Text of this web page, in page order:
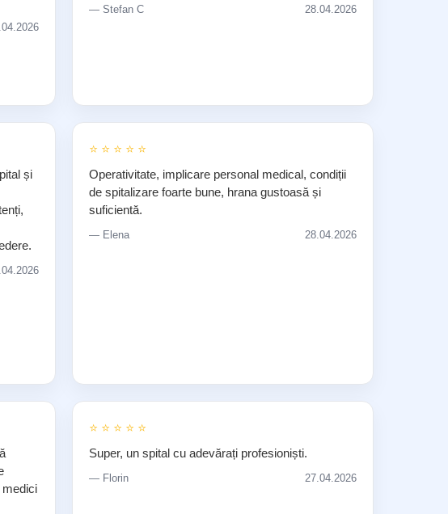
— Stefan C 28.04.2026
și
⭐ ⭐ ⭐ ⭐ ⭐
Operativitate, implicare personal medical, condiții
de spitalizare foarte bune, hrana gustoasă și
suficientă.
— Elena 28.04.2026
medici
⭐ ⭐ ⭐ ⭐ ⭐
Super, un spital cu adevărați profesioniști.
— Florin 27.04.2026